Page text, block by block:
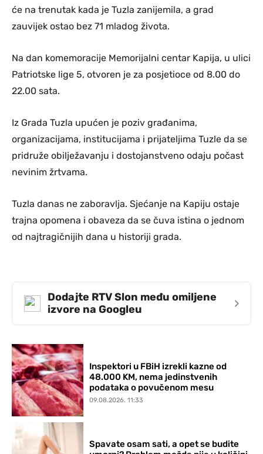
će na trenutak kada je Tuzla zanijemila, a grad
zauvijek ostao bez 71 mladog života.
Na dan komemoracije Memorijalni centar Kapija, u ulici
Patriotske lige 5, otvoren je za posjetioce od 8.00 do
22.00 sata.
Iz Grada Tuzla upućen je poziv građanima,
organizacijama, institucijama i prijateljima Tuzle da se
pridruže obilježavanju i dostojanstveno odaju počast
nevinim žrtvama.
Tuzla danas ne zaboravlja. Sjećanje na Kapiju ostaje
trajna opomena i obaveza da se čuva istina o jednom
od najtragičnijih dana u historiji grada.
Dodajte RTV Slon među omiljene
izvore na Googleu
›
Inspektori u FBiH izrekli kazne od
48.000 KM, nema jedinstvenih
podataka o povučenom mesu
09.08.2026. 11:33
Spavate osam sati, a opet se budite